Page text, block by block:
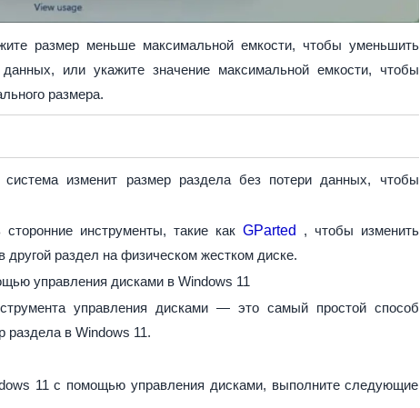
размер меньше максимальной емкости, чтобы уменьшить
или укажите значение максимальной емкости, чтобы
размера.
изменит размер раздела без потери данных, чтобы
инструменты, такие как GParted
, чтобы изменить
другой раздел на физическом жестком диске.
управления дисками в Windows 11
управления дисками — это самый простой способ
раздела в Windows 11.
11 с помощью управления дисками, выполните следующие